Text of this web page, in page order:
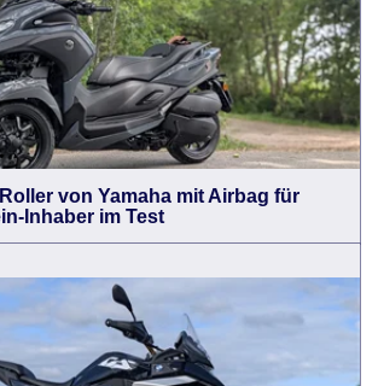
von Yamaha mit Airbag für
Inhaber im Test